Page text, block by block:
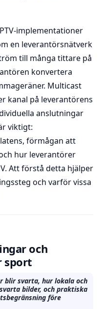
implementationer
en leverantörsnätverk
till många tittare på
konvertera
Multicast
kanal på leverantörens
anslutningar
viktigt:
förmågan att
hur leverantörer
Att förstå detta hjälper
och varför vissa
och
sport
blir svarta, hur lokala och
bilder, och praktiska
före